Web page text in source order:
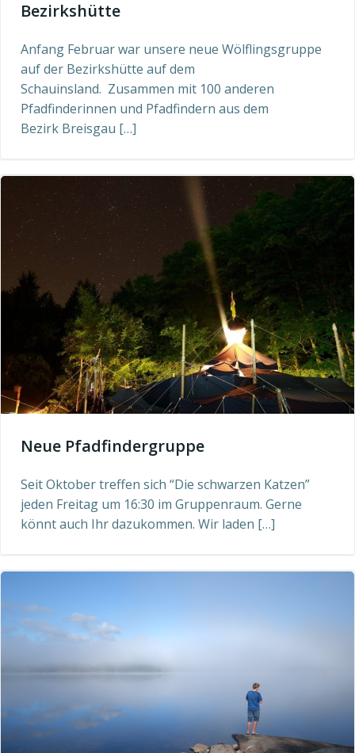
Bezirkshütte
Anfang Februar war unsere neue Wölflingsgruppe
auf der Bezirkshütte auf dem
Schauinsland. Zusammen mit 100 anderen
Pfadfinderinnen und Pfadfindern aus dem
Bezirk Breisgau […]
Neue Pfadfindergruppe
Seit Oktober treffen sich “Die schwarzen Katzen”
jeden Freitag um 16:30 im Gruppenraum. Gerne
könnt auch Ihr dazukommen. Wir laden […]